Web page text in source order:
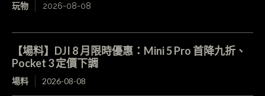
玩物 2026-08-08
【場料】DJI 8 月限時優惠：Mini 5 Pro 首降九折、
Pocket 3 定價下調
場料 2026-08-08